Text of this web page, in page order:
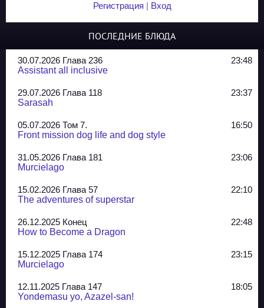
Регистрация | Вход
ПОСЛЕДНИЕ БЛЮДА
30.07.2026 Глава 236
23:48
Assistant all inclusive
29.07.2026 Глава 118
23:37
Sarasah
05.07.2026 Том 7.
16:50
Front mission dog life and dog style
31.05.2026 Глава 181
23:06
Murcielago
15.02.2026 Глава 57
22:10
The adventures of superstar
26.12.2025 Конец
22:48
How to Become a Dragon
15.12.2025 Глава 174
23:15
Murcielago
12.11.2025 Глава 147
18:05
Yondemasu yo, Azazel-san!